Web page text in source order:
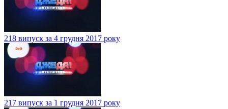
218 випуск за 4 грудня 2017 року
217 випуск за 1 грудня 2017 року